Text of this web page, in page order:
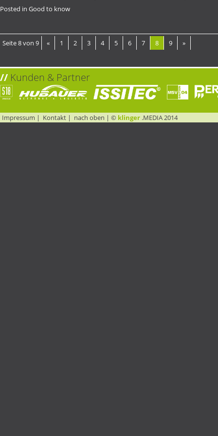
Posted in Good to know
Seite 8 von 9 « 1 2 3 4 5 6 7 8 9 »
// Kunden & Partner
Impressum | Kontakt | nach oben | © klinger .MEDIA 2014